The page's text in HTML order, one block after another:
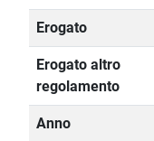
Erogato
Erogato altro
regolamento
Anno